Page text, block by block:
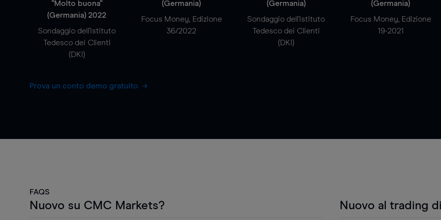
"Molto buona"
(Germania) 2022
Sondaggio dell'Istituto
Tedesco dei Clienti
(DKI)
(Germania)
Focus Money, Edizione
36/2022
(Germania)
Sondaggio dell'Istituto
Tedesco dei Clienti
(DKI)
(Germania)
Focus Money, Edizione
19-2021
Prova un conto demo gratuito
FAQS
Nuovo su CMC Markets? Nuovo al trading